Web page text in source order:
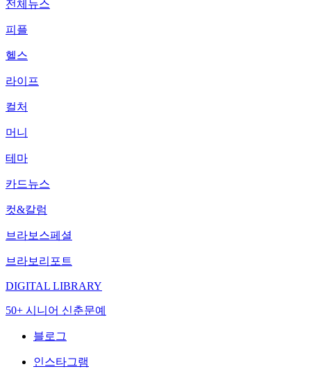
전체뉴스
피플
헬스
라이프
컬처
머니
테마
카드뉴스
컷&칼럼
브라보스페셜
브라보리포트
DIGITAL LIBRARY
50+ 시니어 신춘문예
블로그
인스타그램